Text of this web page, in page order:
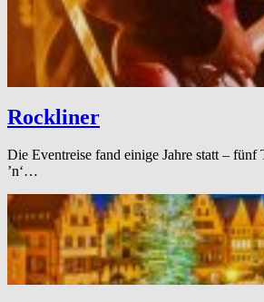
Rockliner
Die Eventreise fand einige Jahre statt – fünf
’n‘…